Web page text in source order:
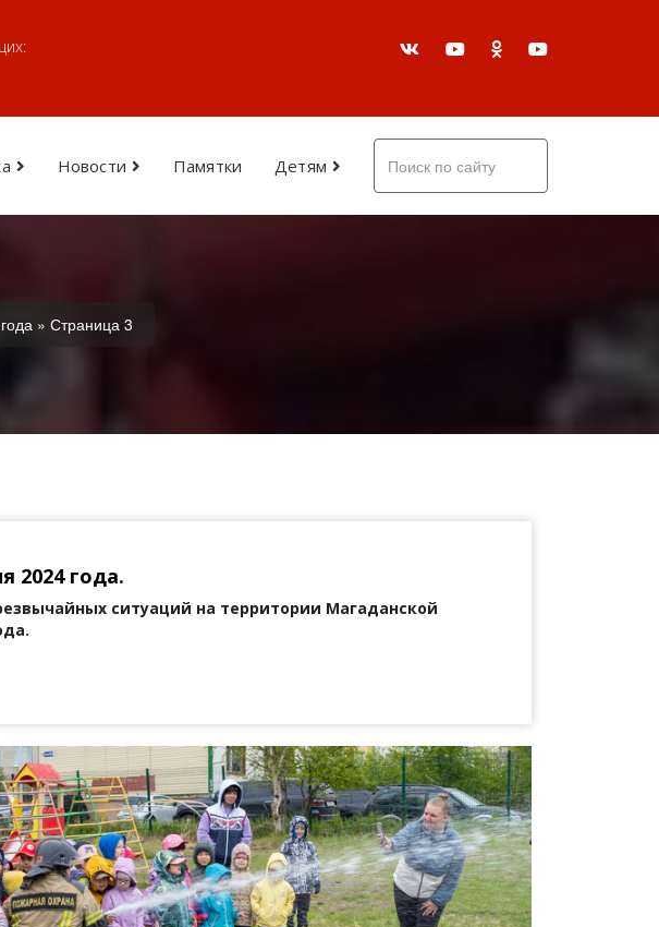
Новости Памятки Детям
» Страница 3
2024 года.
ситуаций на территории Магаданской